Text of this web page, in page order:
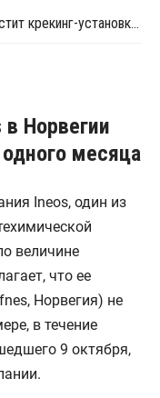
Keiyo Ethylene в конце марта перезапустит крекинг-установку в Тибе после плановой профилактики
в Норвегии
месяца
Ineos, один из
величине
что ее
Норвегия) не
в течение
9 октября,